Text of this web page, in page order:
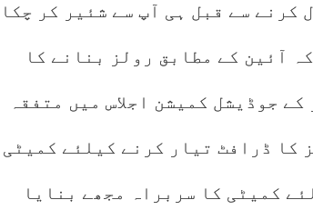
کرنے سے قبل ہی آپ سے شئیر کر چکا
آئین کے مطابق رولز بنانے کا
کمیشن کو ہے، 6 دسمبر کے جوڈیشل کمیشن اجلاس میں متفقہ
کا ڈرافٹ تیار کرنے کیلئے کمیٹی
کمیٹی کا سربراہ مجھے بنایا